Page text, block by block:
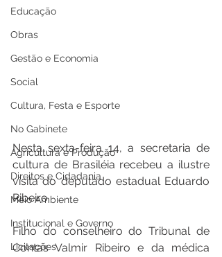
Educação
Obras
Gestão e Economia
Social
Cultura, Festa e Esporte
No Gabinete
Agricultura e Produção
Direitos e Cidadania
Meio Ambiente
Institucional e Governo
Licitações
Nesta sexta-feira 14, a secretaria de
cultura de Brasiléia recebeu a ilustre
visita do deputado estadual Eduardo
Ribeiro.
Filho do conselheiro do Tribunal de
Contas Valmir Ribeiro e da médica